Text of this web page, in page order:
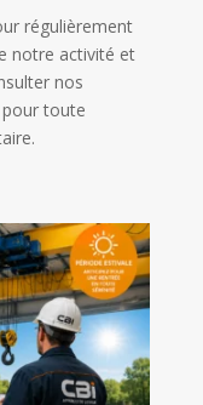
régulièrement
notre activité et
nos
toute